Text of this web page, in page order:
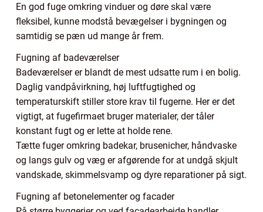
En god fuge omkring vinduer og døre skal være
fleksibel, kunne modstå bevægelser i bygningen og
samtidig se pæn ud mange år frem.
Fugning af badeværelser
Badeværelser er blandt de mest udsatte rum i en bolig.
Daglig vandpåvirkning, høj luftfugtighed og
temperaturskift stiller store krav til fugerne. Her er det
vigtigt, at fugefirmaet bruger materialer, der tåler
konstant fugt og er lette at holde rene.
Tætte fuger omkring badekar, brusenicher, håndvaske
og langs gulv og væg er afgørende for at undgå skjult
vandskade, skimmelsvamp og dyre reparationer på sigt.
Fugning af betonelementer og facader